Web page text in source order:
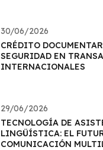
30/06/2026
CRÉDITO
SEGURIDAD EN
INTERNACIONALES
29/06/2026
TECNOLOGÍA DE
LINGÜÍSTICA: EL
COMUNICACIÓN